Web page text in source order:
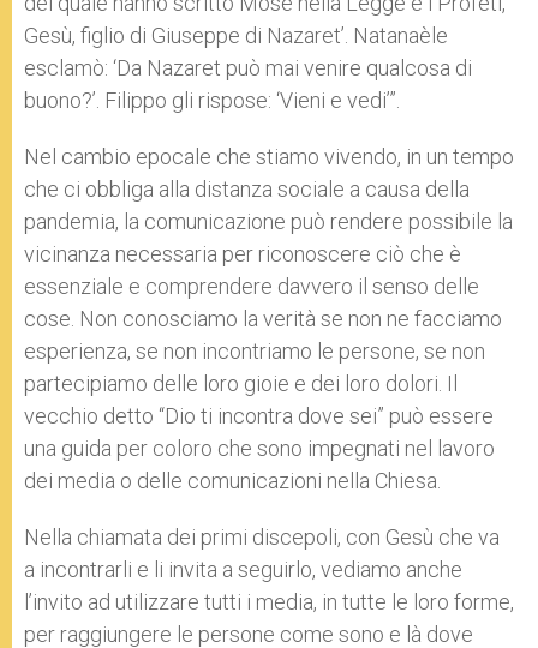
Gesù, figlio di Giuseppe di Nazaret’. Natanaèle
esclamò: ‘Da Nazaret può mai venire qualcosa di
buono?’. Filippo gli rispose: ‘Vieni e vedi’”.
Nel cambio epocale che stiamo vivendo, in un tempo
che ci obbliga alla distanza sociale a causa della
pandemia, la comunicazione può rendere possibile la
vicinanza necessaria per riconoscere ciò che è
essenziale e comprendere davvero il senso delle
cose. Non conosciamo la verità se non ne facciamo
esperienza, se non incontriamo le persone, se non
partecipiamo delle loro gioie e dei loro dolori. Il
vecchio detto “Dio ti incontra dove sei” può essere
una guida per coloro che sono impegnati nel lavoro
dei media o delle comunicazioni nella Chiesa.
Nella chiamata dei primi discepoli, con Gesù che va
a incontrarli e li invita a seguirlo, vediamo anche
l’invito ad utilizzare tutti i media, in tutte le loro forme,
per raggiungere le persone come sono e là dove